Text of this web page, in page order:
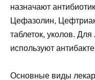
назначают
Цефазолин,
таблеток, уколов.
используют
Основные виды